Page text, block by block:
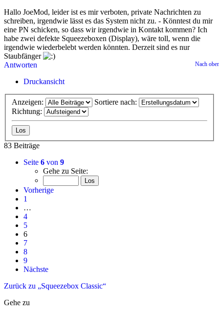
Hallo JoeMod, leider ist es mir verboten, private Nachrichten zu
schreiben, irgendwie lässt es das System nicht zu. - Könntest du mir
eine PN schicken, so dass wir irgendwie in Kontakt kommen? Ich
habe zwei defekte Squeezeboxen (Display), wäre toll, wenn die
irgendwie wiederbelebt werden könnten. Derzeit sind es nur
Staubfänger
Nach
Antworten
Druckansicht
Anzeigen:
Sortiere nach:
Richtung:
83 Beiträge
Seite 6 von 9
Gehe zu Seite:
Vorherige
1
…
4
5
6
7
8
9
Nächste
Zurück zu „Squeezebox Classic“
Gehe zu